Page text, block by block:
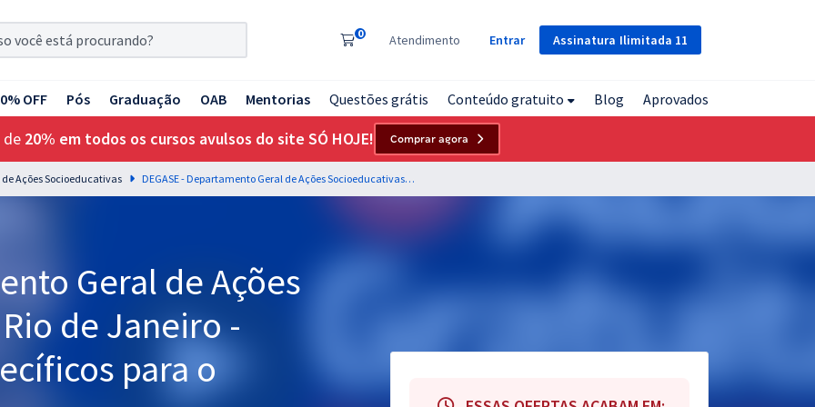
Assinatura Ilimitada 11
0 Atendimento Entrar
OFF Pós Graduação OAB Mentorias Questões grátis Conteúdo gratuito Blog Aprovados
de 20% em todos os cursos avulsos do site SÓ HOJE! Comprar agora
de Ações Socioeducativas DEGASE - Departamento Geral de Ações Socioeducativas do Rio de Janeiro - Conhecimentos Específicos para o cargo de Estatístico
Geral de Ações
de Janeiro -
para o